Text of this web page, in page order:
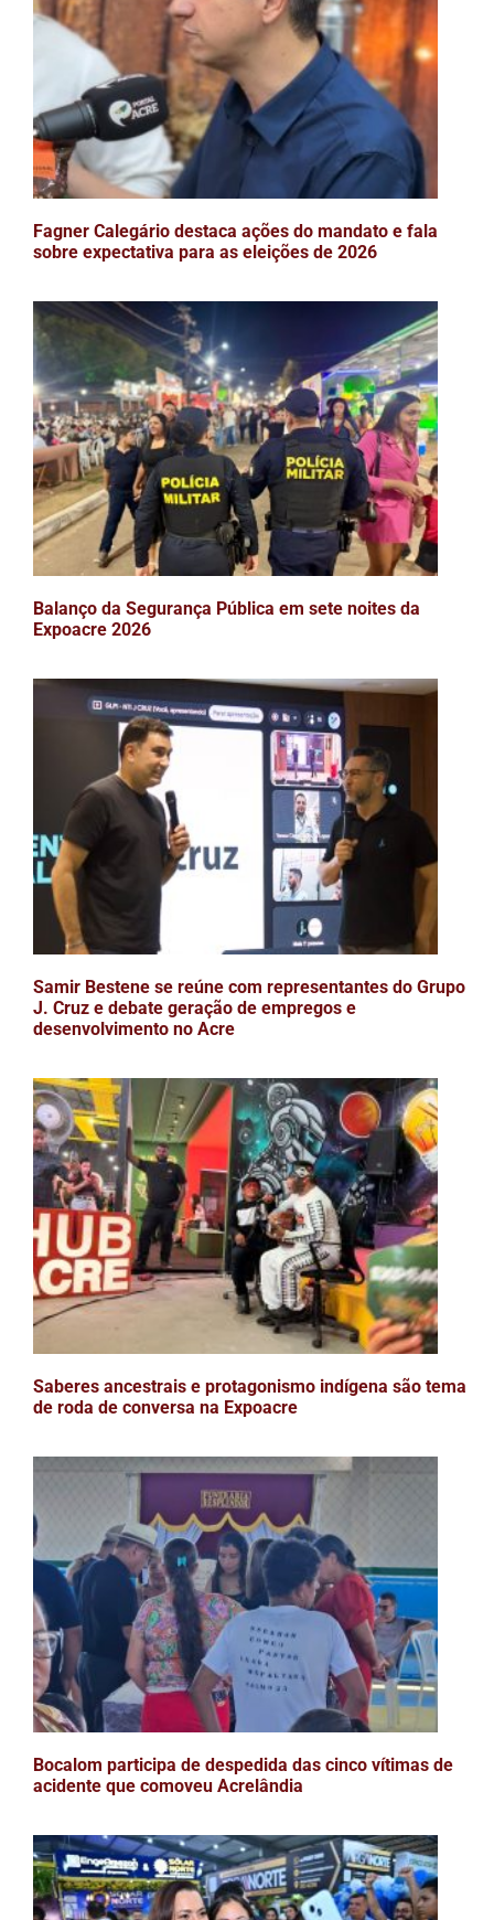
Fagner Calegário destaca ações do mandato e fala
sobre expectativa para as eleições de 2026
Balanço da Segurança Pública em sete noites da
Expoacre 2026
Samir Bestene se reúne com representantes do Grupo
J. Cruz e debate geração de empregos e
desenvolvimento no Acre
Saberes ancestrais e protagonismo indígena são tema
de roda de conversa na Expoacre
Bocalom participa de despedida das cinco vítimas de
acidente que comoveu Acrelândia